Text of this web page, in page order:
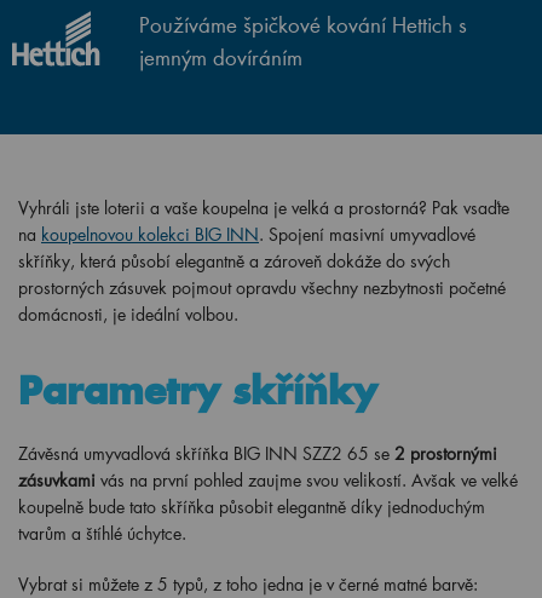
Používáme špičkové kování Hettich s
jemným dovíráním
Vyhráli jste loterii a vaše koupelna je velká a prostorná? Pak vsaďte
na koupelnovou kolekci BIG INN. Spojení masivní umyvadlové
skříňky, která působí elegantně a zároveň dokáže do svých
prostorných zásuvek pojmout opravdu všechny nezbytnosti početné
domácnosti, je ideální volbou.
Parametry skříňky
Závěsná umyvadlová skříňka BIG INN SZZ2 65 se 2 prostornými
zásuvkami vás na první pohled zaujme svou velikostí. Avšak ve velké
koupelně bude tato skříňka působit elegantně díky jednoduchým
tvarům a štíhlé úchytce.
Vybrat si můžete z 5 typů, z toho jedna je v černé matné barvě: